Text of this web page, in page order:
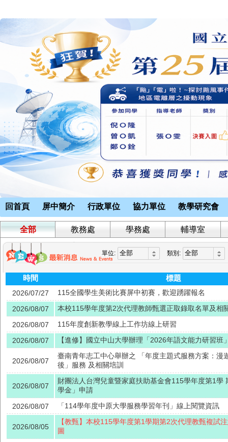
回首頁 屏中簡介 行政單位 協力單位 教學研究會
全部 教務處 學務處 輔導室
單位: 類別:
時間 標題
2026/07/27
115全國學生美術比賽屏中初賽，歡迎踴躍報名
2026/08/07
本校115學年度第2次代理教師甄選正取錄取名單及相
2026/08/07
115年度創新教學線上工作坊線上研習
2026/08/07
【進修】國立中山大學辦理「2026年語文能力研習班
2026/08/07
臺南青年志工中心舉辦之 「年度主題式服務方案：漫
後」服務 及相關培訓
2026/08/07
財團法人台灣兒童暨家庭扶助基金會115學年度第1學
學金」申請
2026/08/07
「114學年度中原大學服務學習年刊」線上閱覽資訊
2026/08/05
【教甄】本校115學年度第1學期第2次代理教甄複試
圖